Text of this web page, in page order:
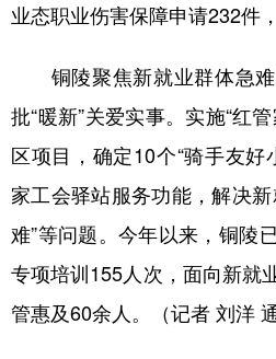
文化产业
地方频道
北京 天津
辽宁 吉林
浙江 安徽
业态职业伤害保障申请232件
铜陵聚焦新就业群体急难
批“暖新”关爱实事。实施“红
区项目，确定10个“骑手友好
家工会驿站服务功能，解决
难”等问题。今年以来，铜陵
专项培训155人次，面向新就
管惠及60余人。（记者 刘洋